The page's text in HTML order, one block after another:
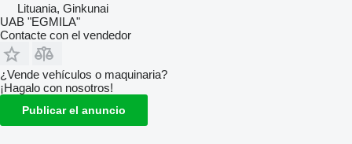
Lituania, Ginkunai
UAB "EGMILA"
Contacte con el vendedor
¿Vende vehículos o maquinaria?
¡Hagalo con nosotros!
Publicar el anuncio